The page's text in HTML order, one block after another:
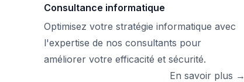
Consultance informatique
Optimisez votre stratégie informatique avec
l'expertise de nos consultants pour
améliorer votre efficacité et sécurité.
En savoir plus →